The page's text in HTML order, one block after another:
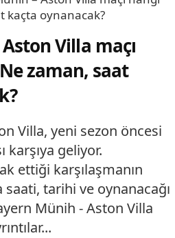
kaçta oynanacak?
Villa maçı
zaman, saat
Villa, yeni sezon öncesi
karşıya geliyor.
ettiği karşılaşmanın
saati, tarihi ve oynanacağı
Münih - Aston Villa